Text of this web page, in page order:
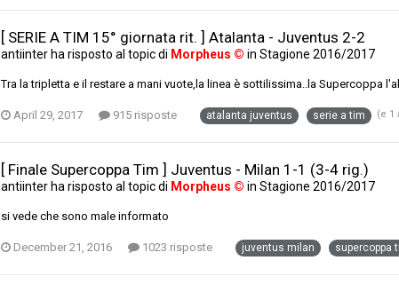
[ SERIE A TIM 15° giornata rit. ] Atalanta - Juventus 2-2
antiinter ha risposto al topic di Morpheus © in Stagione 2016/2017
Tra la tripletta e il restare a mani vuote,la linea è sottilissima..la Supercoppa
April 29, 2017 915 risposte atalanta juventus serie a tim (e 1
[ Finale Supercoppa Tim ] Juventus - Milan 1-1 (3-4 rig.)
antiinter ha risposto al topic di Morpheus © in Stagione 2016/2017
si vede che sono male informato
December 21, 2016 1023 risposte juventus milan supercoppa